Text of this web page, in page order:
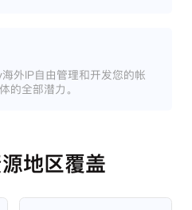
外IP自由管理和开发您的帐
的全部潜力。
地区覆盖